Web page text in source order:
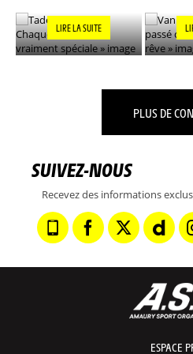
LIRE LA SUITE
PLUS DE
SUIVEZ-NOUS
Recevez des informations
ESPACE